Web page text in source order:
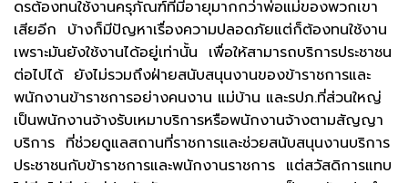
ดรต้องทนใช้งานครุภัณฑ์ที่มีอายุมากกว่าพ่อแม่ของพวกเขา
เสียอีก บ้างก็มีปัญหาเรื่องความปลอดภัยแต่ก็ต้องทนใช้งาน
เพราะมันยังใช้งานได้อยู่เท่านั้น เพื่อให้สามารถบริการประชาชน
ต่อไปได้ ยังไม่รวมถึงฝ่ายสนับสนุนงานของข้าราชการและ
พนักงานข้าราชการอย่างคนงาน แม่บ้าน และรปภ.ที่ส่วนใหญ่
เป็นพนักงานจ้างรับเหมาบริการหรือพนักงานจ้างตามสัญญา
บริการ ที่ช่วยดูแลสถานที่ราชการและช่วยสนับสนุนงานบริการ
ประชาชนกับข้าราชการและพนักงานราชการ แต่สวัสดิการแทบ